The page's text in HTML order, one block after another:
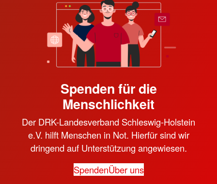
Spenden für die
Menschlichkeit
Der DRK-Landesverband Schleswig-Holstein
e.V. hilft Menschen in Not. Hierfür sind wir
dringend auf Unterstützung angewiesen.
SpendenÜber uns